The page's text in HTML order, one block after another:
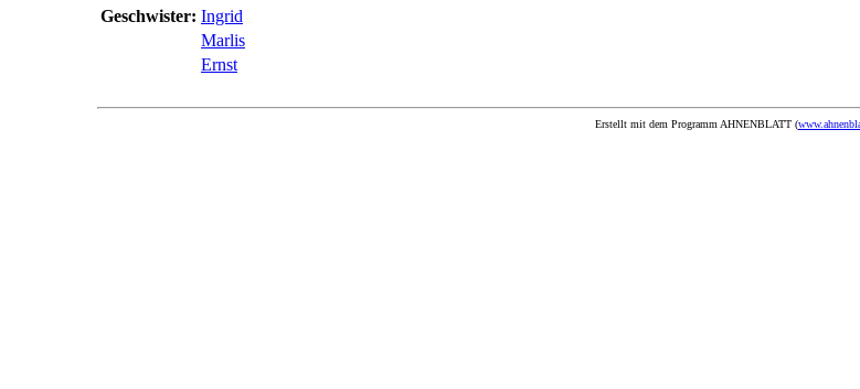
Geschwister: Ingrid
Marlis
Ernst
Erstellt mit dem Programm AHNENBLATT (